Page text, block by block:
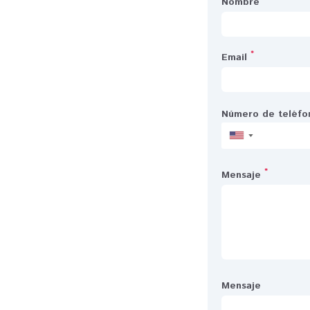
Email *
Número de
▼
Mensaje *
Mensaje